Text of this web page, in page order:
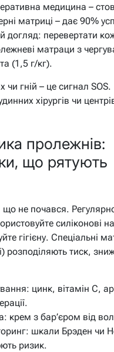
медицина –
матриці – дає 90%
догляд: перевертати
матраци з
(1,5 г/кг).
чи гній – це сигнал SOS.
хірургів чи
пролежнів:
що рятують
не почався.
силіконові
гігієну. Спеціальні
розподіляють тиск,
цинк, вітамін C,
крем з бар’єром від
шкали Брэден чи
ризик.